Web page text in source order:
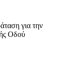
για την
Οδού